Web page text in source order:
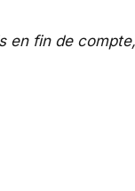
en fin de